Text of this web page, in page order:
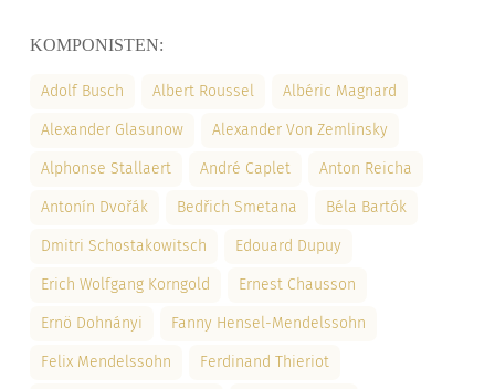
KOMPONISTEN:
Adolf Busch Albert Roussel Albéric Magnard
Alexander Glasunow Alexander Von Zemlinsky
Alphonse Stallaert André Caplet Anton Reicha
Antonín Dvořák Bedřich Smetana Béla Bartók
Dmitri Schostakowitsch Edouard Dupuy
Erich Wolfgang Korngold Ernest Chausson
Ernö Dohnányi Fanny Hensel-Mendelssohn
Felix Mendelssohn Ferdinand Thieriot